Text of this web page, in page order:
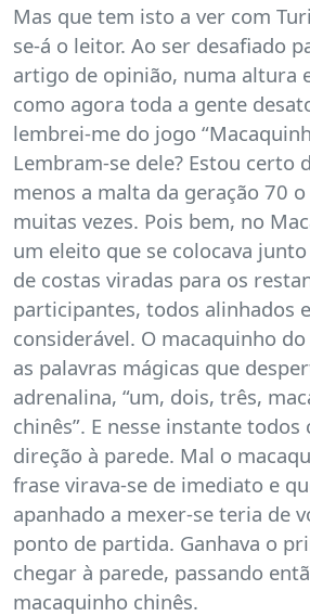
Mas que tem isto a ver com
se-á o leitor. Ao ser desafiado
artigo de opinião, numa altura
como agora toda a gente
lembrei-me do jogo
Lembram-se dele? Estou certo
menos a malta da geração 70
muitas vezes. Pois bem, no
um eleito que se colocava
de costas viradas para os
participantes, todos alinhados
considerável. O macaquinho
as palavras mágicas que
adrenalina, “um, dois, três,
chinês”. E nesse instante
direção à parede. Mal o
frase virava-se de imediato e
apanhado a mexer-se teria de
ponto de partida. Ganhava o
chegar à parede, passando
macaquinho chinês.